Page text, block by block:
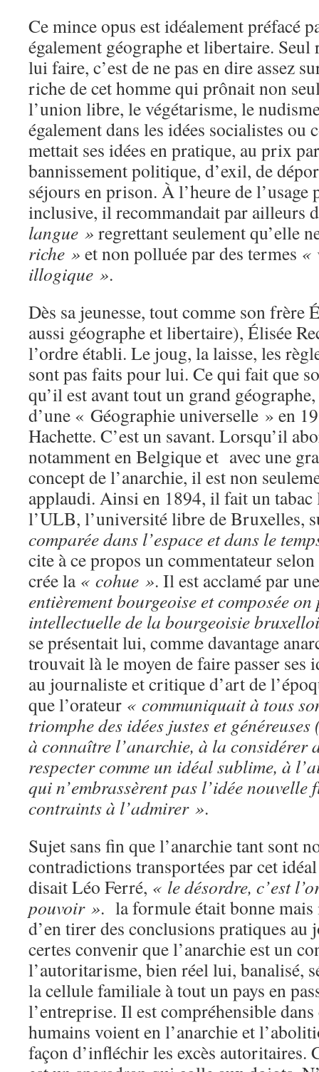
Ce mince opus est idéalement préfacé
également géographe et libertaire. Seul
lui faire, c’est de ne pas en dire assez
riche de cet homme qui prônait non
l’union libre, le végétarisme, le
également dans les idées socialistes ou
mettait ses idées en pratique, au prix
bannissement politique, d’exil, de
séjours en prison. À l’heure de l’usage
inclusive, il recommandait par ailleurs
langue » regrettant seulement qu’elle
riche » et non polluée par des termes «
illogique ».
Dès sa jeunesse, tout comme son
aussi géographe et libertaire), Élisée
l’ordre établi. Le joug, la laisse, les
sont pas faits pour lui. Ce qui fait que
qu’il est avant tout un grand
d’une « Géographie universelle » en
Hachette. C’est un savant. Lorsqu’il
notamment en Belgique et avec une
concept de l’anarchie, il est non
applaudi. Ainsi en 1894, il fait un
l’ULB, l’université libre de Bruxelles,
comparée dans l’espace et dans le
cite à ce propos un commentateur
crée la « cohue ». Il est acclamé par
entièrement bourgeoise et composée
intellectuelle de la bourgeoisie
se présentait lui, comme davantage
trouvait là le moyen de faire passer ses
au journaliste et critique d’art de
que l’orateur « communiquait à tous
triomphe des idées justes et
à connaître l’anarchie, à la considérer
respecter comme un idéal sublime, à
qui n’embrassèrent pas l’idée nouvelle
contraints à l’admirer ».
Sujet sans fin que l’anarchie tant sont
contradictions transportées par cet
disait Léo Ferré, « le désordre, c’est
pouvoir ». la formule était bonne
d’en tirer des conclusions pratiques
certes convenir que l’anarchie est un
l’autoritarisme, bien réel lui, banalisé,
la cellule familiale à tout un pays en
l’entreprise. Il est compréhensible
humains voient en l’anarchie et
façon d’infléchir les excès autoritaires.